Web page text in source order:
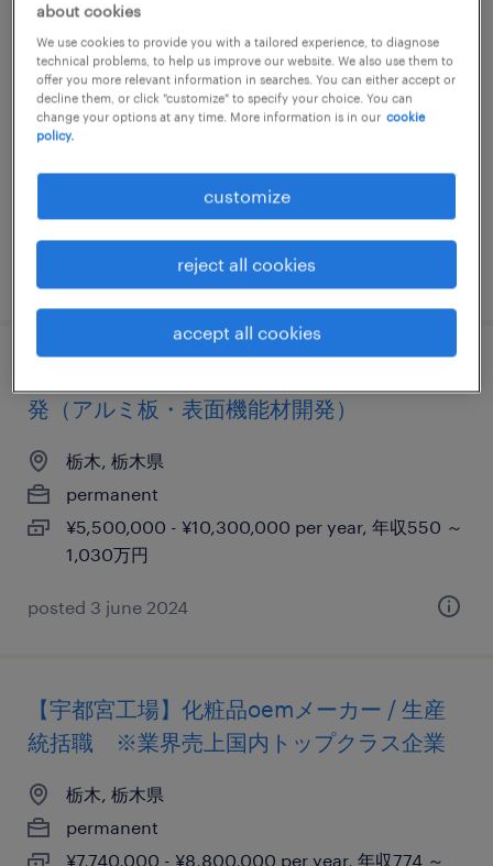
【栃木】東証プライム上場gの超高収益メー
カー / 生産管理
栃木, 栃木県
¥4,000,000 - ¥7,500,000 per year, 年収400 ～
750万円
posted 9 october 2025
発（アルミ板・表面機能材開発）
栃木, 栃木県
permanent
¥5,500,000 - ¥10,300,000 per year, 年収550 ～
1,030万円
posted 3 june 2024
【宇都宮工場】化粧品oemメーカー / 生産
統括職 ※業界売上国内トップクラス企業
栃木, 栃木県
permanent
¥7,740,000 - ¥8,800,000 per year, 年収774 ～
about cookies
We use cookies to provide you with a tailored experience, to diagnose
technical problems, to help us improve our website. We also use them to
offer you more relevant information in searches. You can either accept or
decline them, or click "customize" to specify your choice. You can
change your options at any time. More information is in our cookie
policy.
customize
reject all cookies
accept all cookies